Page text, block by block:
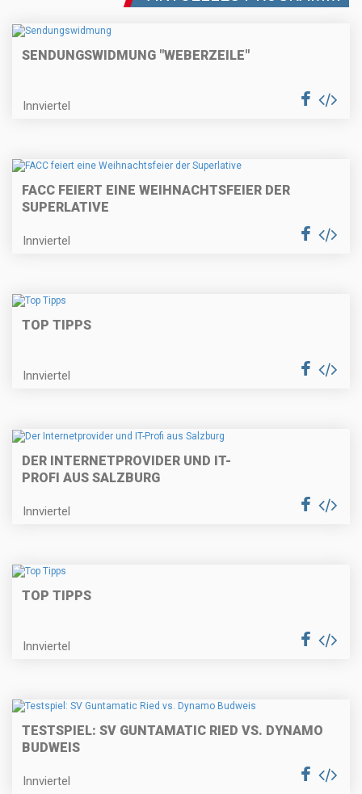
SENDUNGSWIDMUNG "WEBERZEILE"
Innviertel
FACC FEIERT EINE WEIHNACHTSFEIER DER
SUPERLATIVE
Innviertel
TOP TIPPS
Innviertel
DER INTERNETPROVIDER UND IT-
PROFI AUS SALZBURG
Innviertel
TOP TIPPS
Innviertel
TESTSPIEL: SV GUNTAMATIC RIED VS. DYNAMO
BUDWEIS
Innviertel